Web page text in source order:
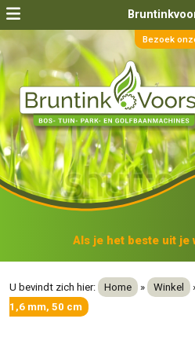
Bezoek
Als je het beste uit je
U bevindt zich hier: Home » Winkel
1,6 mm, 50 cm